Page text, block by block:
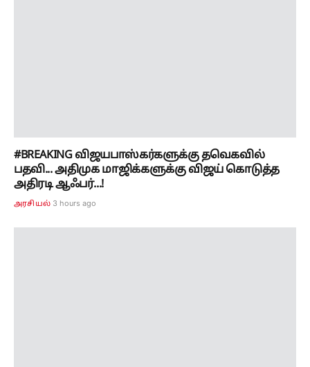
#BREAKING விஜயபாஸ்கர்களுக்கு தவெகவில்
பதவி... அதிமுக மாஜிக்களுக்கு விஜய் கொடுத்த
அதிரடி ஆஃபர்...!
அரசியல் 3 hours ago